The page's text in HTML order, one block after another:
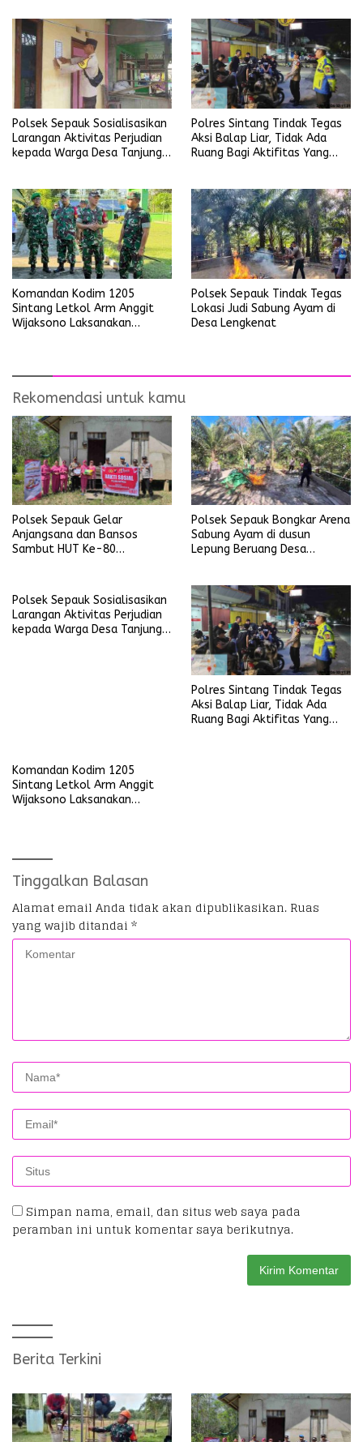
Polsek Sepauk Sosialisasikan
Larangan Aktivitas Perjudian
kepada Warga Desa Tanjung
Polres Sintang Tindak Tegas
Aksi Balap Liar, Tidak Ada
Ruang Bagi Aktifitas Yang
Komandan Kodim 1205
Sintang Letkol Arm Anggit
Wijaksono Laksanakan
Polsek Sepauk Tindak Tegas
Lokasi Judi Sabung Ayam di
Desa Lengkenat
Rekomendasi untuk kamu
Polsek Sepauk Gelar
Anjangsana dan Bansos
Sambut HUT Ke-80
Polsek Sepauk Bongkar Arena
Sabung Ayam di dusun
Lepung Beruang Desa
Polsek Sepauk Sosialisasikan
Larangan Aktivitas Perjudian
kepada Warga Desa Tanjung
Polres Sintang Tindak Tegas
Aksi Balap Liar, Tidak Ada
Ruang Bagi Aktifitas Yang
Komandan Kodim 1205
Sintang Letkol Arm Anggit
Wijaksono Laksanakan
Tinggalkan Balasan
Alamat email Anda tidak akan dipublikasikan. Ruas
yang wajib ditandai *
Simpan nama, email, dan situs web saya pada
peramban ini untuk komentar saya berikutnya.
Berita Terkini